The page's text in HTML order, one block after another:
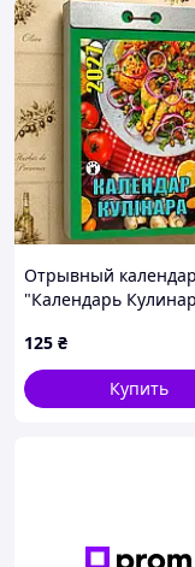
Отрывный
"Календарь
украинский язык
125 ₴
Купить